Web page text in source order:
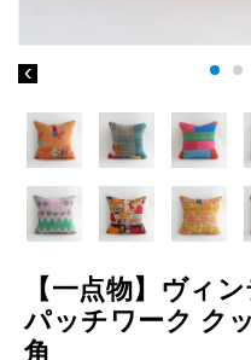
【一点物】ヴィ
パッチワーク ク
角